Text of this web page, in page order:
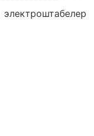
электроштабелер